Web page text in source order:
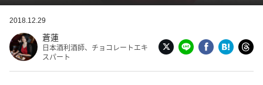
2018.12.29
蒼蓮
日本酒利酒師、チョコレートエキ
スパート